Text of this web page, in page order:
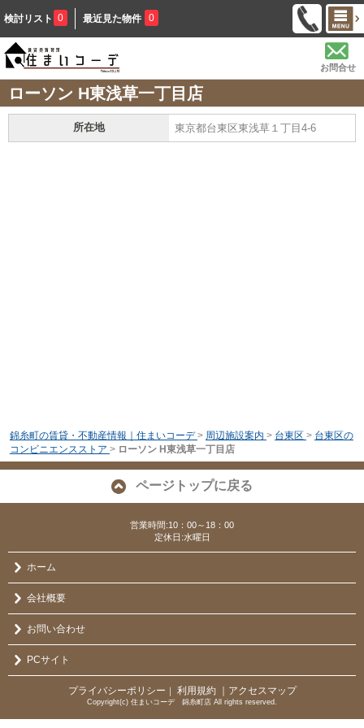
検討リスト 0 最近見た物件 0
お問合せ
ローソン H東浅草一丁目店
所在地 東京都台東区東浅草１丁目4-6
錦糸町の賃貸・不動産情報｜住まいコーデ > 周辺施設案内 > 台東区 > 台東区の
コンビニエンスストア > ローソン H東浅草一丁目店
ページトップに戻る
営業時間:10：00～18：00
定休日:水曜日
ホーム
会社概要
お問い合わせ
PCサイト
プライバシーポリシー ｜ 利用規約 ｜アクセスマップ
Copyright(c) 住まいコーデ 錦糸町店 All rights reserved.